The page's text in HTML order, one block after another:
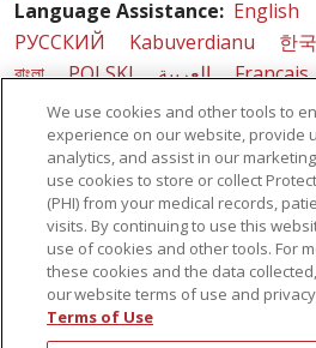
Language Assistance: English
РУССКИЙ
Kabuverdianu 한
বাংলা
POLSKI العربية Français
Ελληνικά
SHQIP
Sunnyview Rehabilitation
Avenue,
© 2026 St. Peter's Health Partners -
We use cookies and other tools to
experience on our website, provide
analytics, and assist in our
use cookies to store or collect
(PHI) from your medical records,
visits. By continuing to use this
use of cookies and other tools. For
these cookies and the data
our website terms of use and
Terms of Use